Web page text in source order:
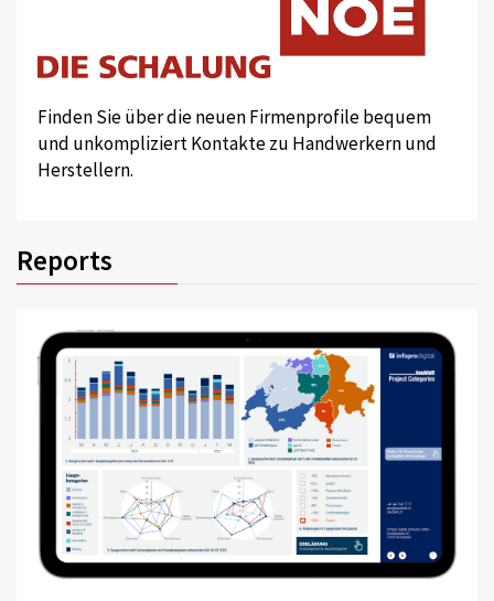
Finden Sie über die neuen Firmenprofile bequem
und unkompliziert Kontakte zu Handwerkern und
Herstellern.
Reports